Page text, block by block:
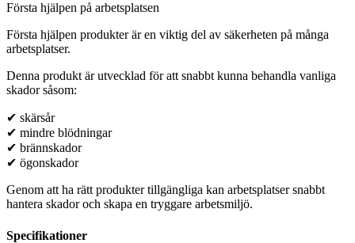
Första hjälpen på arbetsplatsen
Första hjälpen produkter är en viktig del av säkerheten på många
arbetsplatser.
Denna produkt är utvecklad för att snabbt kunna behandla vanliga
skador såsom:
✔ skärsår
✔ mindre blödningar
✔ brännskador
✔ ögonskador
Genom att ha rätt produkter tillgängliga kan arbetsplatser snabbt
hantera skador och skapa en tryggare arbetsmiljö.
Specifikationer